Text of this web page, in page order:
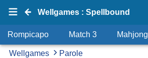
Wellgames : Spellbound
Rompicapo Match 3 Mahjong
Wellgames Parole